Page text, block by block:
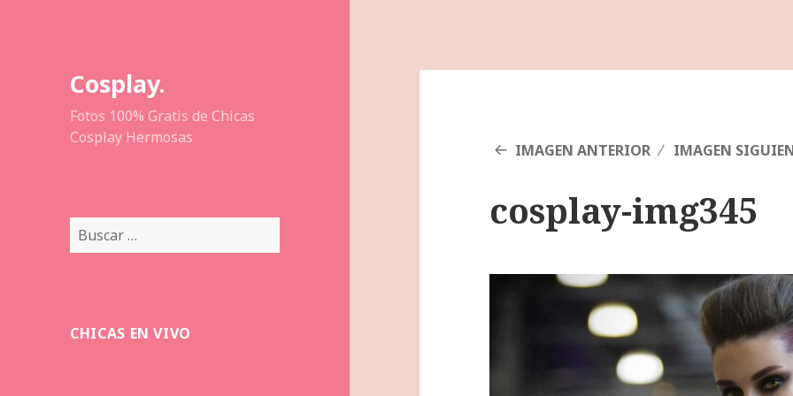
Cosplay.
Fotos 100% Gratis de Chicas
Cosplay Hermosas
Buscar:
CHICAS EN VIVO
IMAGEN ANTERIOR IMAGEN
cosplay-img345